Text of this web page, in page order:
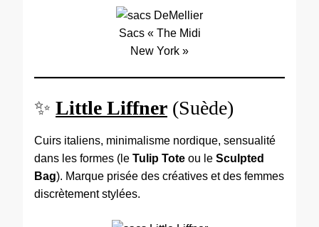
Sacs « The Midi
New York »
✨ Little Liffner (Suède)
Cuirs italiens, minimalisme nordique, sensualité
dans les formes (le Tulip Tote ou le Sculpted
Bag). Marque prisée des créatives et des femmes
discrètement stylées.